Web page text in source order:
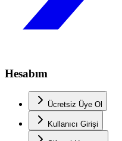
Hesabım
Ücretsiz Üye Ol
Kullanıcı Girişi